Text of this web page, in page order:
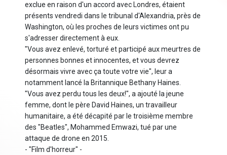
exclue en raison d'un accord avec Londres, étaient
présents vendredi dans le tribunal d'Alexandria, près de
Washington, où les proches de leurs victimes ont pu
s'adresser directement à eux.
"Vous avez enlevé, torturé et participé aux meurtres de
personnes bonnes et innocentes, et vous devrez
désormais vivre avec ça toute votre vie", leur a
notamment lancé la Britannique Bethany Haines.
"Vous avez perdu tous les deux!", a ajouté la jeune
femme, dont le père David Haines, un travailleur
humanitaire, a été décapité par le troisième membre
des "Beatles", Mohammed Emwazi, tué par une
attaque de drone en 2015.
- "Film d'horreur" -